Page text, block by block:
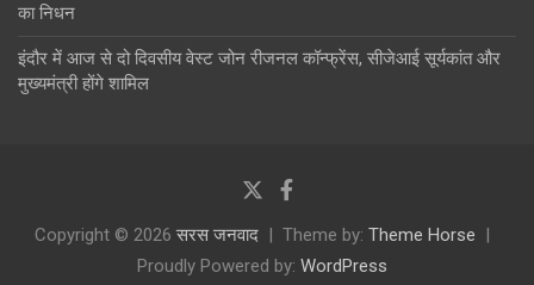
का निधन
इंदौर में आज से दो दिवसीय वेस्ट जोन रीजनल कॉन्फ्रेंस, सीजेआई सूर्यकांत और
मुख्यमंत्री होंगे शामिल
Copyright © 2026 सरस जनवाद Theme by: Theme Horse
Proudly Powered by: WordPress